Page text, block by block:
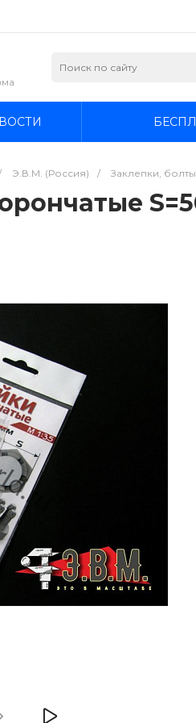
Э.В.М. (Россия) / Заклепки,